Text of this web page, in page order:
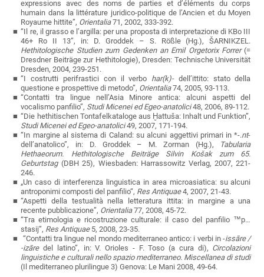
expressions avec des noms de parties et d’éléments du corps
humain dans la littérature juridico-politique de l’Ancien et du Moyen
Royaume hittite”, Orientalia71, 2002, 333-392.
“Il re, il grasso e l’argilla: per una proposta di interpretazione di KBo III
46+ Ro II 13”, in: D. Groddek – S. Rößle (Hg.),ŠARNIKZEL.
Hethitologische Studien zum Gedenken an Emil Orgetorix Forrer (=
Dresdner Beiträge zur Hethitologie), Dresden: Technische Universität
Dresden,2004, 239-251.
“I costrutti perifrastici con il verbo har(k)- dell’ittito: stato della
questione e prospettive di metodo”, Orientalia74, 2005, 93-113.
“Contatti tra lingue nell’Asia Minore antica: alcuni aspetti del
vocalismo panfilio”, Studi Micenei ed Egeo-anatolici48, 2006, 89-112.
“Die hethitischen Tontafelkataloge aus Ḫattuša: Inhalt und Funktion”,
Studi Micenei ed Egeo-anatolici49, 2007, 171-194.
“In margine al sistema di Caland: su alcuni aggettivi primari in *-.nt-
dell’anatolico”, in: D. Groddek – M. Zorman (Hg.),
Tabularia
Hethaeorum. Hethitologische Beiträge Silvin Košak zum 65.
Geburtstag(DBH 25), Wiesbaden: Harrassowitz Verlag, 2007, 221-
246.
„Un caso di interferenza linguistica in area microasiatica: su alcuni
antroponimi composti del panfilio“, Res Antiquae4, 2007, 21-43.
“Aspetti della testualità nella letteratura ittita: in margine a una
recente pubblicazione”, Orientalia77, 2008, 45-72.
“Tra etimologia e ricostruzione culturale: il caso del panfilio ™p…
stasij”, Res Antiquae5, 2008, 23-35.
“Contatti tra lingue nel mondo mediterraneo antico: i verbi in -issāre /
-izāredel latino”, in: V. Orioles - F. Toso (a cura di), Circolazioni
linguistiche e culturali nello spazio mediterraneo. Miscellanea di studi
(Il mediterraneo plurilingue 3) Genova: Le Mani 2008, 49-64.